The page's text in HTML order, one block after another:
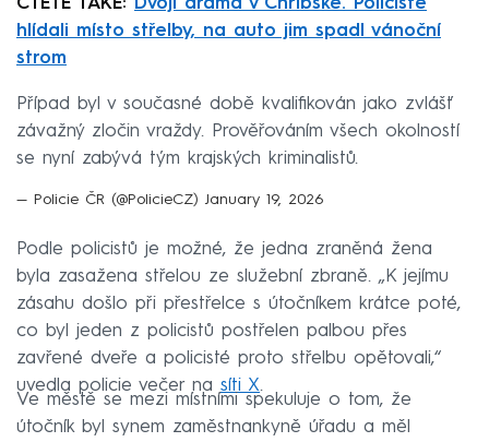
ČTĚTE TAKÉ:
Dvojí drama v Chřibské. Policisté
hlídali místo střelby, na auto jim spadl vánoční
strom
Případ byl v současné době kvalifikován jako zvlášť
závažný zločin vraždy. Prověřováním všech okolností
se nyní zabývá tým krajských kriminalistů.
— Policie ČR (@PolicieCZ) January 19, 2026
Podle policistů je možné, že jedna zraněná žena
byla zasažena střelou ze služební zbraně. „K jejímu
zásahu došlo při přestřelce s útočníkem krátce poté,
co byl jeden z policistů postřelen palbou přes
zavřené dveře a policisté proto střelbu opětovali,“
uvedla policie večer na síti X.
Ve městě se mezi místními spekuluje o tom, že
útočník byl synem zaměstnankyně úřadu a měl